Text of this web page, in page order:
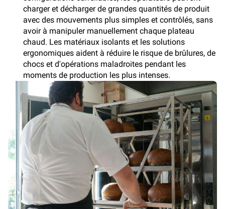
charger et décharger de grandes quantités de produit
avec des mouvements plus simples et contrôlés, sans
avoir à manipuler manuellement chaque plateau
chaud. Les matériaux isolants et les solutions
ergonomiques aident à réduire le risque de brûlures, de
chocs et d'opérations maladroites pendant les
moments de production les plus intenses.